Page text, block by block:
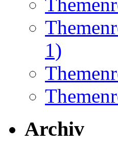
1)
Archiv